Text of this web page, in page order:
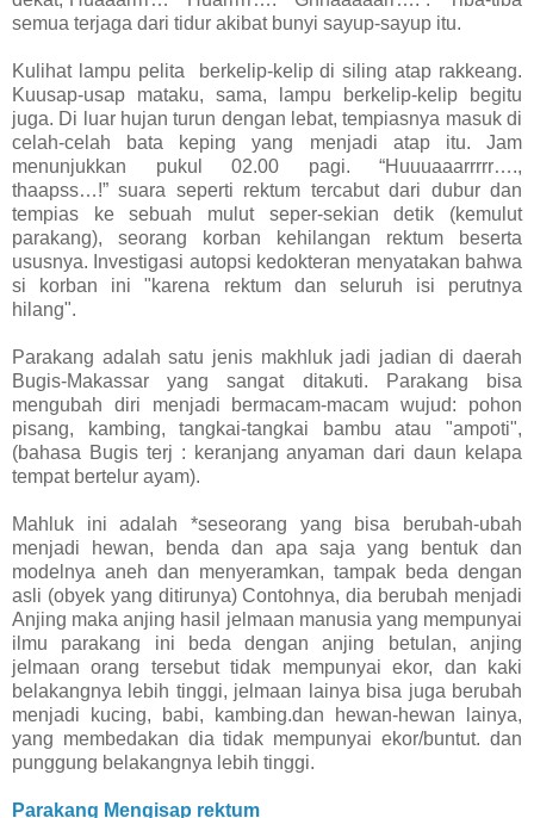
semua terjaga dari tidur akibat bunyi sayup-sayup itu.
Kulihat lampu pelita berkelip-kelip di siling atap rakkeang.
Kuusap-usap mataku, sama, lampu berkelip-kelip begitu
juga. Di luar hujan turun dengan lebat, tempiasnya masuk di
celah-celah bata keping yang menjadi atap itu. Jam
menunjukkan pukul 02.00 pagi. “Huuuaaarrrrr….,
thaapss…!” suara seperti rektum tercabut dari dubur dan
tempias ke sebuah mulut seper-sekian detik (kemulut
parakang), seorang korban kehilangan rektum beserta
ususnya. Investigasi autopsi kedokteran menyatakan bahwa
si korban ini "karena rektum dan seluruh isi perutnya
hilang".
Parakang adalah satu jenis makhluk jadi jadian di daerah
Bugis-Makassar yang sangat ditakuti. Parakang bisa
mengubah diri menjadi bermacam-macam wujud: pohon
pisang, kambing, tangkai-tangkai bambu atau "ampoti",
(bahasa Bugis terj : keranjang anyaman dari daun kelapa
tempat bertelur ayam).
Mahluk ini adalah *seseorang yang bisa berubah-ubah
menjadi hewan, benda dan apa saja yang bentuk dan
modelnya aneh dan menyeramkan, tampak beda dengan
asli (obyek yang ditirunya) Contohnya, dia berubah menjadi
Anjing maka anjing hasil jelmaan manusia yang mempunyai
ilmu parakang ini beda dengan anjing betulan, anjing
jelmaan orang tersebut tidak mempunyai ekor, dan kaki
belakangnya lebih tinggi, jelmaan lainya bisa juga berubah
menjadi kucing, babi, kambing.dan hewan-hewan lainya,
yang membedakan dia tidak mempunyai ekor/buntut. dan
punggung belakangnya lebih tinggi.
Parakang Mengisap rektum